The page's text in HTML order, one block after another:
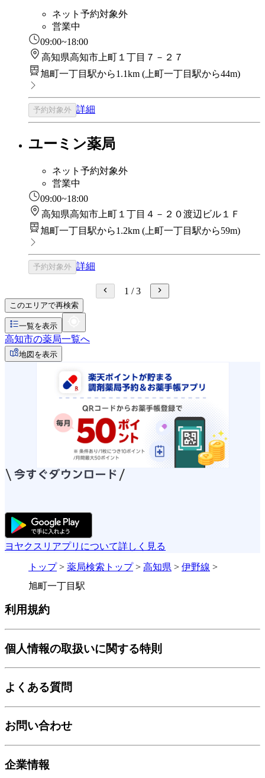
ネット予約対象外
営業中
09:00~18:00
高知県高知市上町１丁目７－２７
旭町一丁目駅から1.1km ( 上町一丁目駅から44m)
予約対象外 詳細
ユーミン薬局
ネット予約対象外
営業中
09:00~18:00
高知県高知市上町１丁目４－２０渡辺ビル１Ｆ
旭町一丁目駅から1.2km ( 上町一丁目駅から59m)
予約対象外 詳細
1 /3
このエリアで再検索
一覧を表示
高知市の薬局一覧へ
地図を表示
ヨヤクスリアプリについて詳しく見る
トップ> 薬局検索トップ> 高知県 > 伊野線 >
旭町一丁目駅
利用規約
個人情報の取扱いに関する特則
よくある質問
お問い合わせ
企業情報